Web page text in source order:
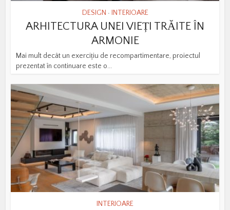
DESIGN • INTERIOARE
ARHITECTURA UNEI VIEȚI TRĂITE ÎN
ARMONIE
Mai mult decât un exercițiu de recompartimentare, proiectul
prezentat în continuare este o...
INTERIOARE